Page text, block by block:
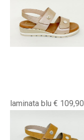
laminata blu € 109,90